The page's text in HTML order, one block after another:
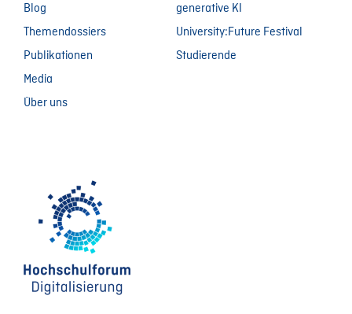
Blog
Themendossiers
Publikationen
Media
Über uns
generative KI
University:Future Festival
Studierende